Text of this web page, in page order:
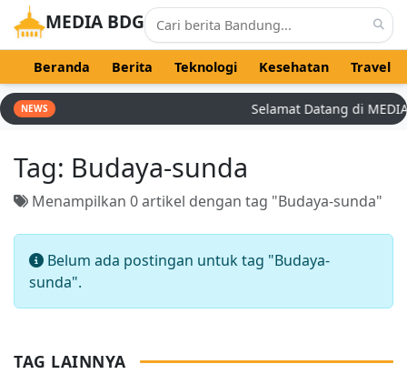
MEDIA BDG
Beranda Berita Teknologi Kesehatan Travel
NEWS Selamat Datang di
Tag: Budaya-sunda
Menampilkan 0 artikel dengan tag "Budaya-sunda"
Belum ada postingan untuk tag "Budaya-
sunda".
TAG LAINNYA